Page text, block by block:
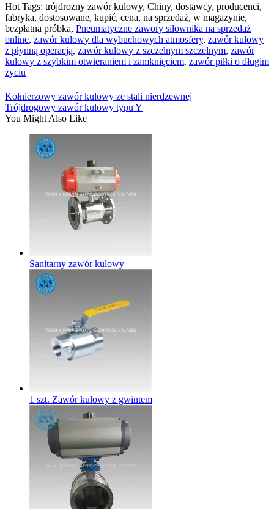
Hot Tags: trójdrożny zawór kulowy, Chiny, dostawcy, producenci,
fabryka, dostosowane, kupić, cena, na sprzedaż, w magazynie,
bezpłatna próbka, Pneumatyczne zawory siłownika na sprzedaż
online, zawór kulowy dla wybuchowych atmosfery, zawór kulowy
z płynną operacją, zawór kulowy z szczelnym szczelnym, zawór
kulowy z szybkim otwieraniem i zamknięciem, zawór piłki o długim
życiu
Kołnierzowy zawór kulowy ze stali nierdzewnej
Trójdrogowy zawór kulowy typu Y
You Might Also Like
Sanitarny zawór kulowy
1 szt. Zawór kulowy z gwintem